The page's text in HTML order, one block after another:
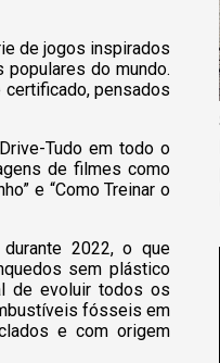
de jogos inspirados
do mundo.
pensados
Tudo em todo o
de filmes como
e “Como Treinar o
2022, o que
sem plástico
de evoluir todos os
fósseis em
e com origem